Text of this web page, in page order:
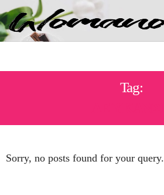
Tag:
Sorry, no posts found for your query.